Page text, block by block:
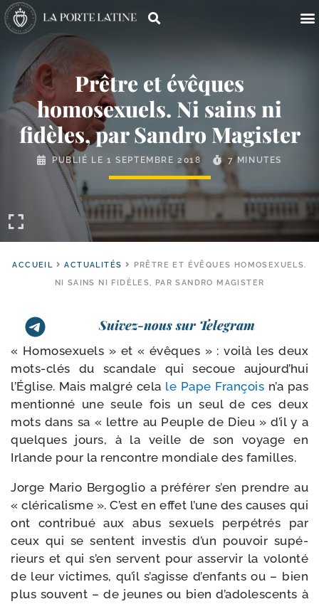
Prêtre et évêques
homosexuels. Ni sains ni
fidèles, par Sandro Magister
PUBLIÉ LE 1 SEPTEMBRE 2018 7 MINUTES
ACCUEIL ACTUALITÉS
PRÊTRE ET ÉVÊQUES HOMOSEXUELS.
NI SAINS NI FIDÈLES, PAR SANDRO MAGISTER
Suivez-nous sur Telegram
« Homosexuels » et « évêques » : voi­là les deux
mots-​clés du scan­dale qui secoue aujourd’hui
l’Église. Mais mal­gré cela le Pape François n’a pas
men­tion­né une seule fois un seul de ces deux
mots dans sa « lettre au Peuple de Dieu » d’il y a
quelques jours, à la veille de son voyage en
Irlande pour la ren­contre mon­diale des familles.
Jorge Mario Bergoglio a pré­fé­rer s’en prendre au
« clé­ri­ca­lisme ». C’est en effet l’une des causes qui
ont contri­bué aux abus sexuels per­pé­trés par
ceux qui se sentent inves­tis d’un pou­voir supé­
rieurs et qui s’en servent pour asser­vir la volon­té
de leur vic­times, qu’il s’agisse d’enfants ou – bien
plus sou­vent – de jeunes ou bien d’adolescents à